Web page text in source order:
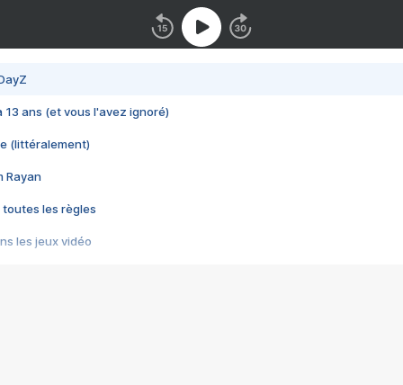
13 ans (et vous l'avez ignoré)
(littéralement)
Rayan
toutes les règles
les jeux vidéo